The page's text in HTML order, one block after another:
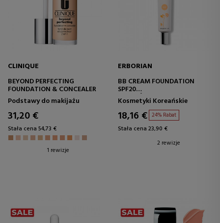
CLINIQUE
BEYOND PERFECTING
FOUNDATION & CONCEALER
Podstawy do makijażu
31,20 €
Stała cena 54,73 €
1 rewizje
ERBORIAN
BB CREAM FOUNDATION
SPF20
NAWILŻAJĄCA BAZA POD
MAKIJAŻ
Kosmetyki Koreańskie
18,16 € 24% Rabat
Stała cena 23,90 €
2 rewizje